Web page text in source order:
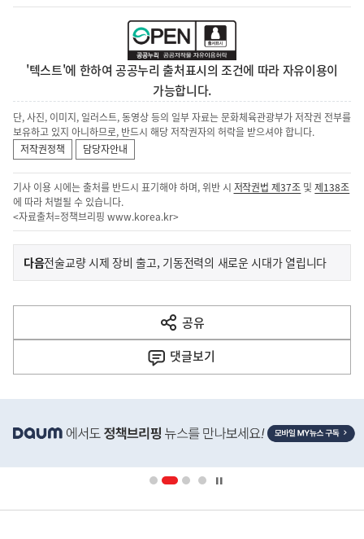
'텍스트'에 한하여 공공누리 출처표시의 조건에 따라 자유이용이
가능합니다.
단, 사진, 이미지, 일러스트, 동영상 등의 일부 자료는 문화체육관광부가 저작권 전부를
보유하고 있지 아니하므로, 반드시 해당 저작권자의 허락을 받으셔야 합니다.
저작권정책
담당자안내
기사 이용 시에는 출처를 반드시 표기해야 하며, 위반 시 저작권법 제37조 및제138조
에 따라 처벌될 수 있습니다.
<자료출처=정책브리핑 www.korea.kr>
이
전
다
음
다음기
사
전술교량 시제 장비 출고, 기동전력의 새로운 시대가 열립니다
공유
열
기
댓글보기
단
배
영